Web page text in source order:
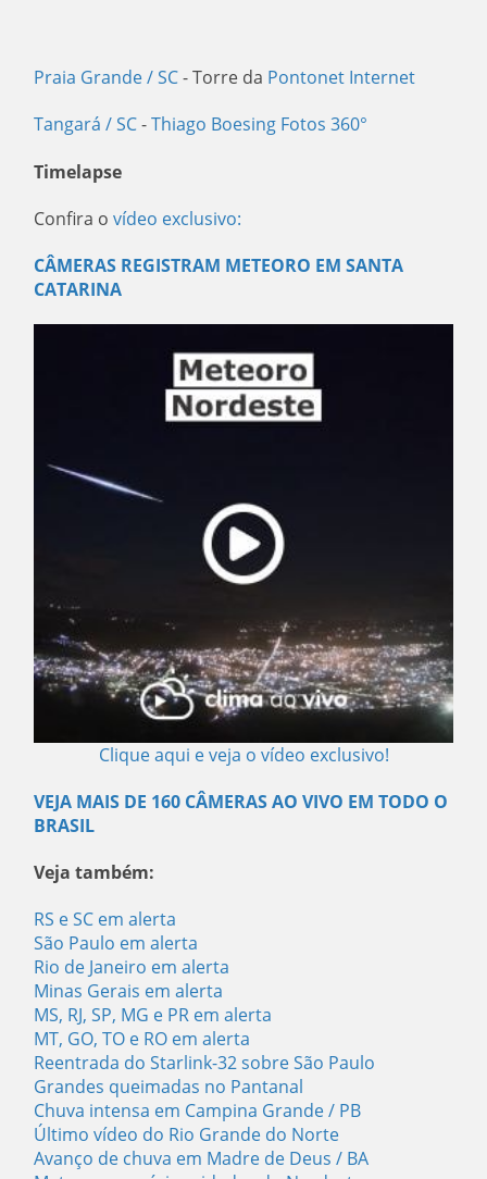
Praia Grande / SC- Torre da Pontonet Internet
Tangará / SC-Thiago Boesing Fotos 360°
Timelapse
Confira o vídeo exclusivo:
CÂMERAS REGISTRAM METEORO EM SANTA
CATARINA
Clique aqui e veja o vídeo exclusivo!
VEJA MAIS DE 160 CÂMERAS AO VIVO EM TODO O
BRASIL
Veja também:
RS e SC em alerta
São Paulo em alerta
Rio de Janeiro em alerta
Minas Gerais em alerta
MS, RJ, SP, MG e PR em alerta
MT, GO, TO e RO em alerta
Reentrada do Starlink-32 sobre São Paulo
Grandes queimadas no Pantanal
Chuva intensa em Campina Grande / PB
Último vídeo do Rio Grande do Norte
Avanço de chuva em Madre de Deus / BA